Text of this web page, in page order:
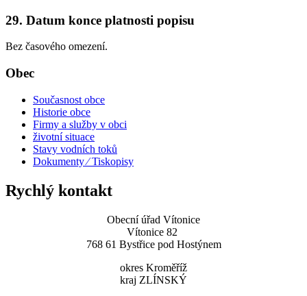
29. Datum konce platnosti popisu
Bez časového omezení.
Obec
Současnost obce
Historie obce
Firmy a služby v obci
životní situace
Stavy vodních toků
Dokumenty ⁄ Tiskopisy
Rychlý kontakt
Obecní úřad Vítonice
Vítonice 82
768 61 Bystřice pod Hostýnem
okres Kroměříž
kraj ZLÍNSKÝ